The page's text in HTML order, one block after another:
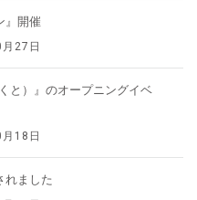
』開催
27日
と）』のオープニングイベ
18日
れました